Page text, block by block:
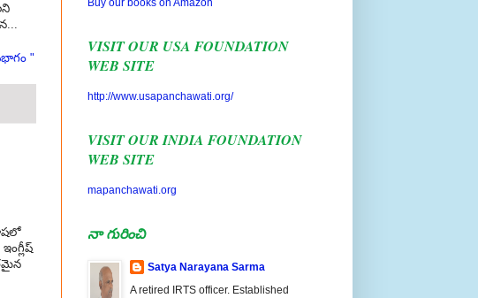
"
WEB SITE
WEB SITE
A retired IRTS officer. Established
'Panchawati Spiritual Foundation' in